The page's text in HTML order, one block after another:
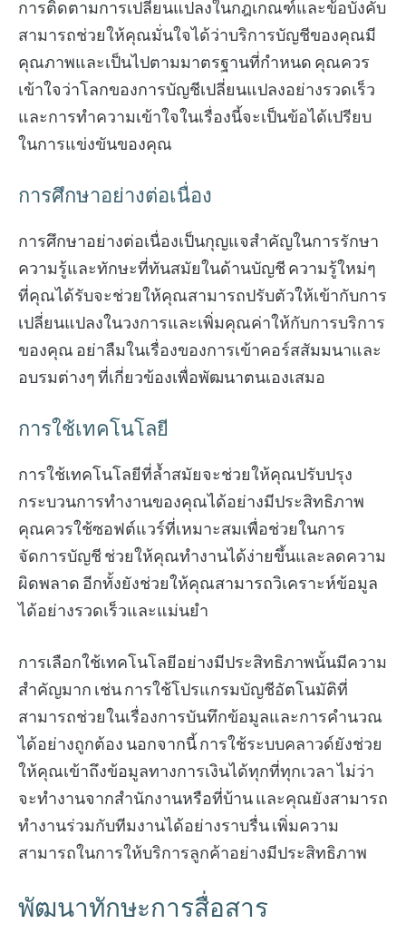
การติดตามการเปลี่ยนแปลงในกฎเกณฑ์และข้อบังคับ
สามารถช่วยให้คุณมั่นใจได้ว่าบริการบัญชีของคุณมี
คุณภาพและเป็นไปตามมาตรฐานที่กำหนด คุณควร
เข้าใจว่าโลกของการบัญชีเปลี่ยนแปลงอย่างรวดเร็ว
และการทำความเข้าใจในเรื่องนี้จะเป็นข้อได้เปรียบ
ในการแข่งขันของคุณ
การศึกษาอย่างต่อเนื่อง
การศึกษาอย่างต่อเนื่องเป็นกุญแจสำคัญในการรักษา
ความรู้และทักษะที่ทันสมัยในด้านบัญชี ความรู้ใหม่ๆ
ที่คุณได้รับจะช่วยให้คุณสามารถปรับตัวให้เข้ากับการ
เปลี่ยนแปลงในวงการและเพิ่มคุณค่าให้กับการบริการ
ของคุณ อย่าลืมในเรื่องของการเข้าคอร์สสัมมนาและ
อบรมต่างๆ ที่เกี่ยวข้องเพื่อพัฒนาตนเองเสมอ
การใช้เทคโนโลยี
การใช้เทคโนโลยีที่ล้ำสมัยจะช่วยให้คุณปรับปรุง
กระบวนการทำงานของคุณได้อย่างมีประสิทธิภาพ
คุณควรใช้ซอฟต์แวร์ที่เหมาะสมเพื่อช่วยในการ
จัดการบัญชี ช่วยให้คุณทำงานได้ง่ายขึ้นและลดความ
ผิดพลาด อีกทั้งยังช่วยให้คุณสามารถวิเคราะห์ข้อมูล
ได้อย่างรวดเร็วและแม่นยำ
การเลือกใช้เทคโนโลยีอย่างมีประสิทธิภาพนั้นมีความ
สำคัญมาก เช่น การใช้โปรแกรมบัญชีอัตโนมัติที่
สามารถช่วยในเรื่องการบันทึกข้อมูลและการคำนวณ
ได้อย่างถูกต้อง นอกจากนี้ การใช้ระบบคลาวด์ยังช่วย
ให้คุณเข้าถึงข้อมูลทางการเงินได้ทุกที่ทุกเวลา ไม่ว่า
จะทำงานจากสำนักงานหรือที่บ้าน และคุณยังสามารถ
ทำงานร่วมกับทีมงานได้อย่างราบรื่น เพิ่มความ
สามารถในการให้บริการลูกค้าอย่างมีประสิทธิภาพ
พัฒนาทักษะการสื่อสาร